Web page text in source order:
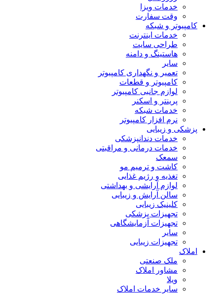
خدمات ویزا
وقت سفارت
کامپیوتر و شبکه
خدمات اینترنت
طراحی سایت
هاستینگ و دامنه
سایر
تعمیر و نگهداری کامپیوتر
کامپیوتر و قطعات
لوازم جانبی کامپیوتر
پرینتر و اسکنر
خدمات شبکه
نرم افزار کامپیوتر
پزشکی و زیبایی
خدمات دندانپزشکی
خدمات درمانی و مراقبتی
سمعک
کاشت و ترمیم مو
تغذیه و رژیم غذایی
لوازم آرایشی و بهداشتی
سالن آرایش و زیبایی
کلینیک زیبایی
تجهیزات پزشکی
تجهیزات آزمایشگاهی
سایر
تجهیزات زیبایی
املاک
ملک صنعتی
مشاور املاک
ویلا
سایر خدمات املاک